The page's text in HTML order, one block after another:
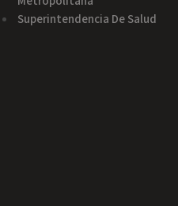
Superintendencia De Salud